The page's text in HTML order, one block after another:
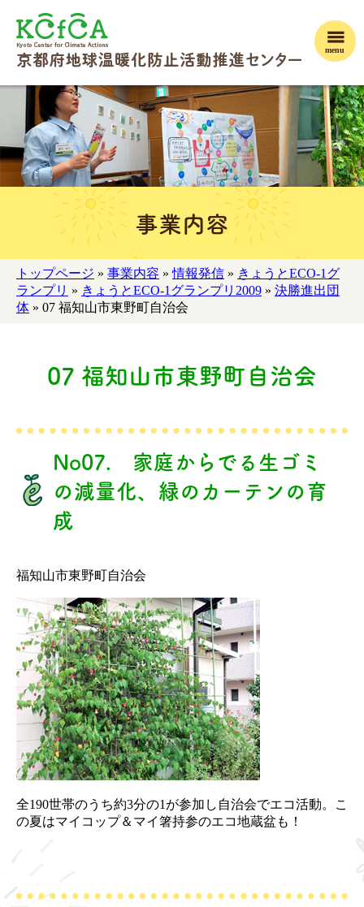
menu
事業内容
トップページ » 事業内容 »情報発信 » きょうとECO-1グ
ランプリ » きょうとECO-1グランプリ2009 » 決勝進出団
体 » 07 福知山市東野町自治会
07 福知山市東野町自治会
No07. 家庭からでる生ゴミ
の減量化、緑のカーテンの育
成
福知山市東野町自治会
全190世帯のうち約3分の1が参加し自治会でエコ活動。こ
の夏はマイコップ＆マイ箸持参のエコ地蔵盆も！